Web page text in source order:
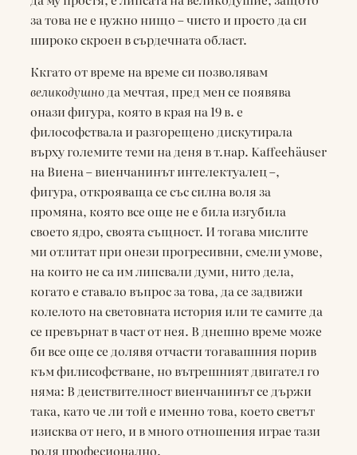
за това не е нужно нищо – чисто и просто да си
широко скроен в сърдечната област.
Ккгато от време на време си позволявам
великодушнода мечтая, пред мен се появява
онази фигура, която в края на 19 в. е
философствала и разгорещено дискутирала
върху големите теми на деня в т.нар. Kaffeehäuser
на Виена – виенчанинът интелектуалец –,
фигура, открояваща се със силна воля за
промяна, която все още не е била изгубила
своето ядро, своята същност. И тогава мислите
ми отлитат при онези прогресивни, смели умове,
на които не са им липсвали думи, нитo дела,
когато е ставало въпрос за това, да се задвижи
колелото на световната история или те самите да
се превърнат в част от нея. В днешно време може
би все още се долявя отчасти тогавашния порив
към филисофстване, но вътрешният двигател го
няма: В деиствителност виенчанинът се държи
така, като че ли той е именно това, което светът
изисква от него, и в много отношения играе тази
роля професионално.